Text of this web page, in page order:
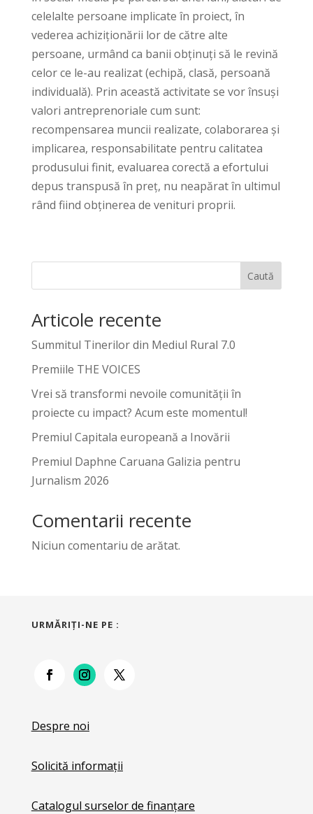
celelalte persoane implicate în proiect, în
vederea achiziționării lor de către alte
persoane, urmând ca banii obținuți să le revină
celor ce le-au realizat (echipă, clasă, persoană
individuală). Prin această activitate se vor însuși
valori antreprenoriale cum sunt:
recompensarea muncii realizate, colaborarea și
implicarea, responsabilitate pentru calitatea
produsului finit, evaluarea corectă a efortului
depus transpusă în preț, nu neapărat în ultimul
rând fiind obținerea de venituri proprii.
Caută
Articole recente
Summitul Tinerilor din Mediul Rural 7.0
Premiile THE VOICES
Vrei să transformi nevoile comunității în
proiecte cu impact? Acum este momentul!
Premiul Capitala europeană a Inovării
Premiul Daphne Caruana Galizia pentru
Jurnalism 2026
Comentarii recente
Niciun comentariu de arătat.
URMĂRIŢI-NE PE :
Despre noi
Solicită informații
Catalogul surselor de finanțare